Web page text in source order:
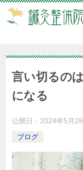
言い切るの
になる
公開日： 2024年5月28
ブログ